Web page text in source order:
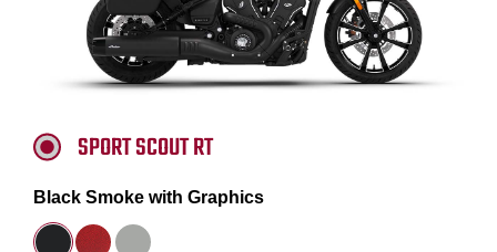
SPORT SCOUT RT
Black Smoke with Graphics